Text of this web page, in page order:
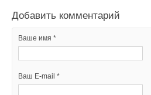
Добавить комментарий
Ваше имя *
Ваш E-mail *